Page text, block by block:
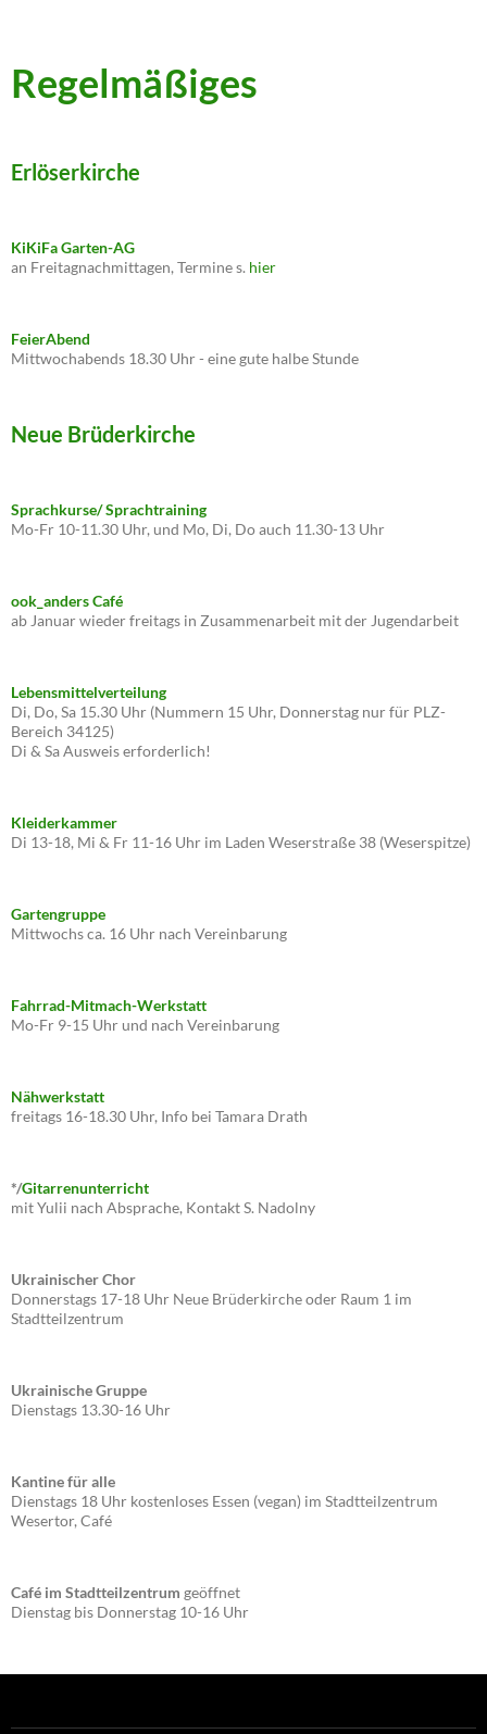
Regelmäßiges
Erlöserkirche
KiKiFa Garten-AG
an Freitagnachmittagen, Termine s. hier
FeierAbend
Mittwochabends 18.30 Uhr - eine gute halbe Stunde
Neue Brüderkirche
Sprachkurse/ Sprachtraining
Mo-Fr 10-11.30 Uhr, und Mo, Di, Do auch 11.30-13 Uhr
ook_anders Café
ab Januar wieder freitags in Zusammenarbeit mit der Jugendarbeit
Lebensmittelverteilung
Di, Do, Sa 15.30 Uhr (Nummern 15 Uhr, Donnerstag nur für PLZ-
Bereich 34125)
Di & Sa Ausweis erforderlich!
Kleiderkammer
Di 13-18, Mi & Fr 11-16 Uhr im Laden Weserstraße 38 (Weserspitze)
Gartengruppe
Mittwochs ca. 16 Uhr nach Vereinbarung
Fahrrad-Mitmach-Werkstatt
Mo-Fr 9-15 Uhr und nach Vereinbarung
Nähwerkstatt
freitags 16-18.30 Uhr, Info bei Tamara Drath
*/Gitarrenunterricht
mit Yulii nach Absprache, Kontakt S. Nadolny
Ukrainischer Chor
Donnerstags 17-18 Uhr Neue Brüderkirche oder Raum 1 im
Stadtteilzentrum
Ukrainische Gruppe
Dienstags 13.30-16 Uhr
Kantine für alle
Dienstags 18 Uhr kostenloses Essen (vegan) im Stadtteilzentrum
Wesertor, Café
Café im Stadtteilzentrum geöffnet
Dienstag bis Donnerstag 10-16 Uhr